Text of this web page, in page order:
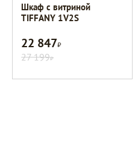
Шкаф с витриной
TIFFANY 1V2S
22 847Р
27 199Р